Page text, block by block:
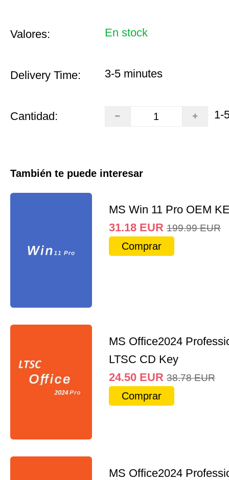
Valores: En stock
Delivery Time: 3-5 minutes
Cantidad: 1-
También te puede interesar
MS Win 11 Pro OEM
31.18 EUR 199.99 EUR
Comprar
MS Office2024
LTSC CD Key
24.50 EUR 38.78 EUR
Comprar
MS Office2024